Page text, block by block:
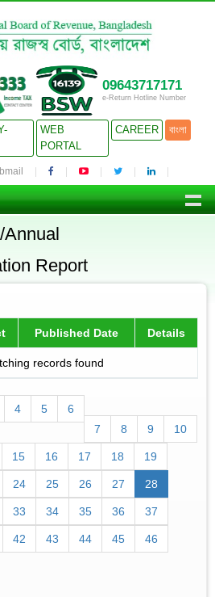
09643717171
e-Return Hotline Number
WEB
PORTAL
CAREER বাংলা
Annual
Report
Published Date Details
records found
4 5
6
7
8 9 10
15 16 17 18 19
24 25 26 27 28
33 34 35 36 37
42 43 44 45 46